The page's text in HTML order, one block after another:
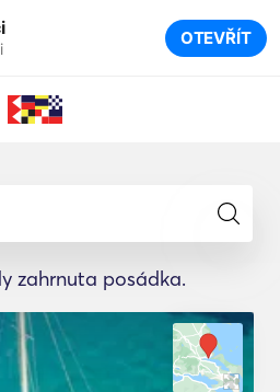
OTEVŘÍT
zahrnuta posádka.